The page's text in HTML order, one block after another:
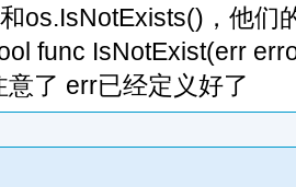
os.IsNotExists()，他们
func IsNotExist(err
了 err已经定义好了